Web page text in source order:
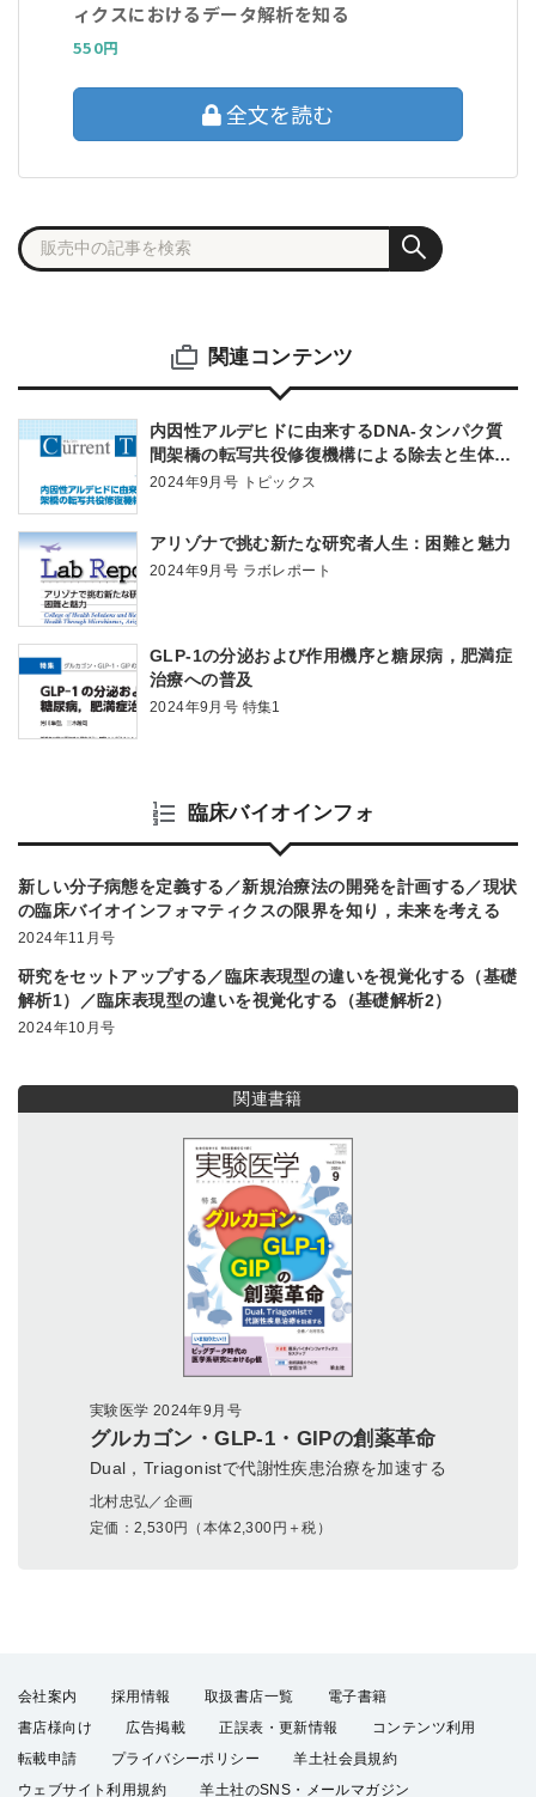
ィクスにおけるデータ解析を知る
550円
全文を読む
関連コンテンツ
内因性アルデヒドに由来するDNA-タンパク質
間架橋の転写共役修復機構による除去と生体影
響
2024年9月号 トピックス
アリゾナで挑む新たな研究者人生：困難と魅力
2024年9月号 ラボレポート
GLP-1の分泌および作用機序と糖尿病，肥満症
治療への普及
2024年9月号 特集1
臨床バイオインフォ
新しい分子病態を定義する／新規治療法の開発を計画する／現状
の臨床バイオインフォマティクスの限界を知り，未来を考える
2024年11月号
研究をセットアップする／臨床表現型の違いを視覚化する（基礎
解析1）／臨床表現型の違いを視覚化する（基礎解析2）
2024年10月号
関連書籍
実験医学 2024年9月号
グルカゴン・GLP-1・GIPの創薬革命
Dual，Triagonistで代謝性疾患治療を加速する
北村忠弘／企画
定価：2,530円（本体2,300円＋税）
会社案内 採用情報 取扱書店一覧
電子書籍
書店様向け
広告掲載 正誤表・更新情報
コンテンツ利用
転載申請
プライバシーポリシー
羊土社会員規約
ウェブサイト利用規約
羊土社のSNS・メールマガジン